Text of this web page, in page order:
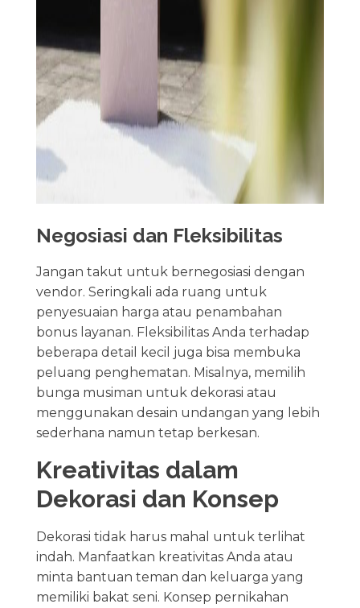
Negosiasi dan Fleksibilitas
Jangan takut untuk bernegosiasi dengan
vendor. Seringkali ada ruang untuk
penyesuaian harga atau penambahan
bonus layanan. Fleksibilitas Anda terhadap
beberapa detail kecil juga bisa membuka
peluang penghematan. Misalnya, memilih
bunga musiman untuk dekorasi atau
menggunakan desain undangan yang lebih
sederhana namun tetap berkesan.
Kreativitas dalam
Dekorasi dan Konsep
Dekorasi tidak harus mahal untuk terlihat
indah. Manfaatkan kreativitas Anda atau
minta bantuan teman dan keluarga yang
memiliki bakat seni. Konsep pernikahan